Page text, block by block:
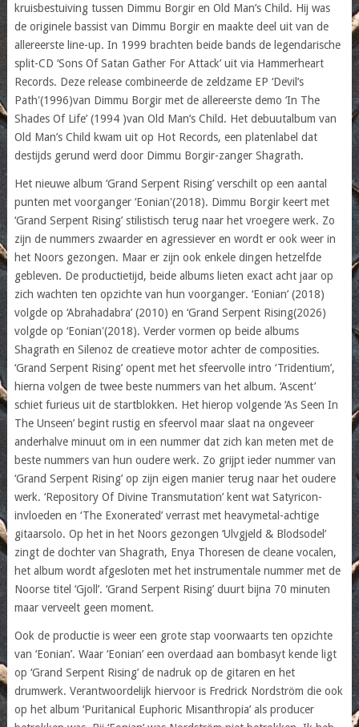
kruisbestuiving tussen Dimmu Borgir en Old Man’s Child. Hij was
de originele bassist van Dimmu Borgir en maakte deel uit van de
allereerste line-up. In 1999 brachten beide bands de legendarische
split-CD ‘Sons Of Satan Gather For Attack’ uit via Hammerheart
Records. Deze release combineerde de zeldzame EP ‘Devil’s
Path'(1996)van Dimmu Borgir met de allereerste demo ‘In The
Shades Of Life’ (1994 )van Old Man’s Child. Het debuutalbum van
Old Man’s Child kwam uit op Hot Records, een platenlabel dat
destijds gerund werd door Dimmu Borgir-zanger Shagrath.
Het nieuwe album ‘Grand Serpent Rising’ verschilt op een aantal
punten met voorganger ‘Eonian'(2018). Dimmu Borgir keert met
‘Grand Serpent Rising’ stilistisch terug naar het vroegere werk. Zo
zijn de nummers zwaarder en agressiever en wordt er ook weer in
het Noors gezongen. Maar er zijn ook enkele dingen hetzelfde
gebleven. De productietijd, beide albums lieten exact acht jaar op
zich wachten ten opzichte van hun voorganger. ‘Eonian’ (2018)
volgde op ‘Abrahadabra’ (2010) en ‘Grand Serpent Rising(2026)
volgde op ‘Eonian'(2018). Verder vormen op beide albums
Shagrath en Silenoz de creatieve motor achter de composities.
‘Grand Serpent Rising’ opent met het sfeervolle intro ‘Tridentium’,
hierna volgen de twee beste nummers van het album. ‘Ascent’
schiet furieus uit de startblokken. Het hierop volgende ‘As Seen In
The Unseen’ begint rustig en sfeervol maar slaat na ongeveer
anderhalve minuut om in een nummer dat zich kan meten met de
beste nummers van hun oudere werk. Zo grijpt ieder nummer van
‘Grand Serpent Rising’ op zijn eigen manier terug naar het oudere
werk. ‘Repository Of Divine Transmutation’ kent wat Satyricon-
invloeden en ‘The Exonerated’ verrast met heavymetal-achtige
gitaarsolo. Op het in het Noors gezongen ‘Ulvgjeld & Blodsodel’
zingt de dochter van Shagrath, Enya Thoresen de cleane vocalen,
het album wordt afgesloten met het instrumentale nummer met de
Noorse titel ‘Gjoll’. ‘Grand Serpent Rising’ duurt bijna 70 minuten
maar verveelt geen moment.
Ook de productie is weer een grote stap voorwaarts ten opzichte
van ‘Eonian’. Waar ‘Eonian’ een overdaad aan bombasyt kende ligt
op ‘Grand Serpent Rising’ de nadruk op de gitaren en het
drumwerk. Verantwoordelijk hiervoor is Fredrick Nordström die ook
op het album ‘Puritanical Euphoric Misanthropia’ als producer